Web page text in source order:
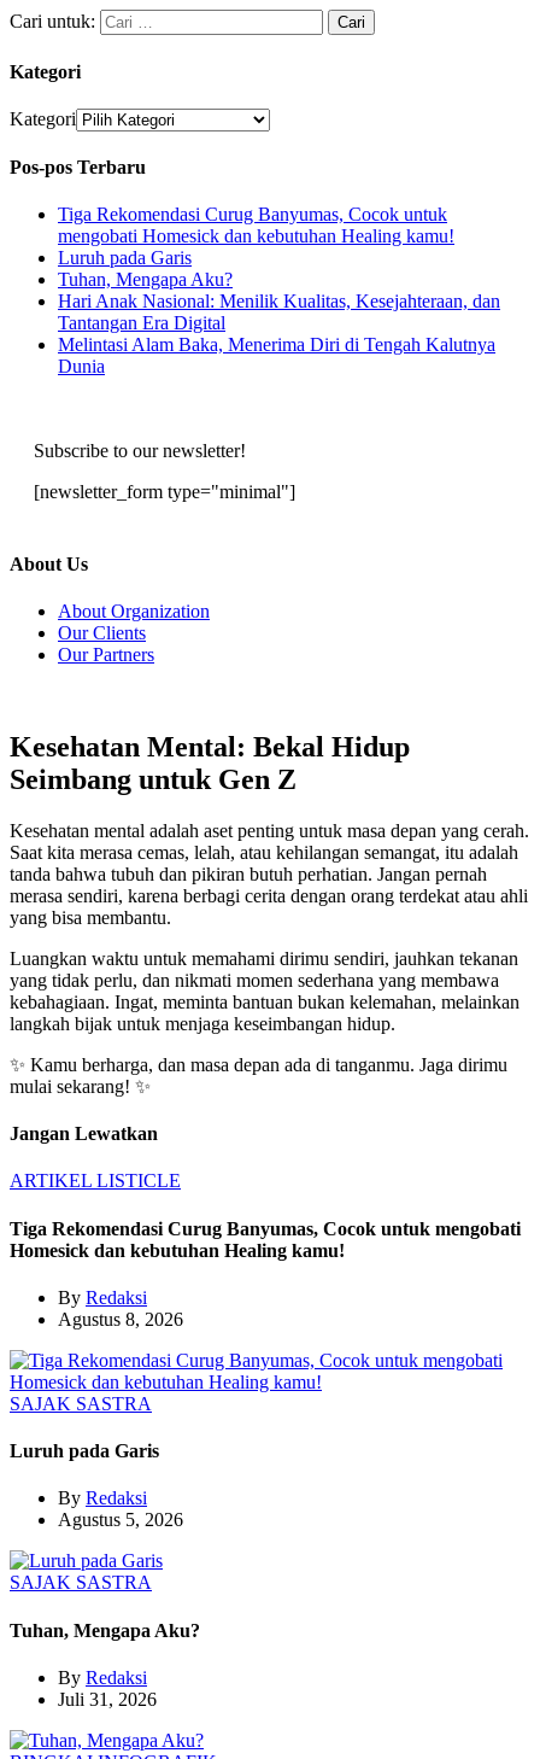
Cari untuk:
Kategori
Kategori
Pos-pos Terbaru
Tiga Rekomendasi Curug Banyumas, Cocok untuk
mengobati Homesick dan kebutuhan Healing kamu!
Luruh pada Garis
Tuhan, Mengapa Aku?
Hari Anak Nasional: Menilik Kualitas, Kesejahteraan, dan
Tantangan Era Digital
Melintasi Alam Baka, Menerima Diri di Tengah Kalutnya
Dunia
Subscribe to our newsletter!
[newsletter_form type="minimal"]
About Us
About Organization
Our Clients
Our Partners
Kesehatan Mental: Bekal Hidup
Seimbang untuk Gen Z
Kesehatan mental adalah aset penting untuk masa depan yang cerah.
Saat kita merasa cemas, lelah, atau kehilangan semangat, itu adalah
tanda bahwa tubuh dan pikiran butuh perhatian. Jangan pernah
merasa sendiri, karena berbagi cerita dengan orang terdekat atau ahli
yang bisa membantu.
Luangkan waktu untuk memahami dirimu sendiri, jauhkan tekanan
yang tidak perlu, dan nikmati momen sederhana yang membawa
kebahagiaan. Ingat, meminta bantuan bukan kelemahan, melainkan
langkah bijak untuk menjaga keseimbangan hidup.
✨ Kamu berharga, dan masa depan ada di tanganmu. Jaga dirimu
mulai sekarang! ✨
Jangan Lewatkan
ARTIKEL LISTICLE
Tiga Rekomendasi Curug Banyumas, Cocok untuk mengobati
Homesick dan kebutuhan Healing kamu!
By Redaksi
Agustus 8, 2026
SAJAK SASTRA
Luruh pada Garis
By Redaksi
Agustus 5, 2026
SAJAK SASTRA
Tuhan, Mengapa Aku?
By Redaksi
Juli 31, 2026